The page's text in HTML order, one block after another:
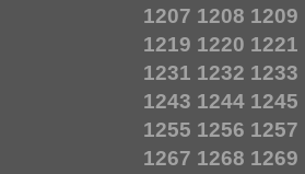
1207 1208 1209
1219 1220 1221
1231 1232 1233
1243 1244 1245
1255 1256 1257
1267 1268 1269